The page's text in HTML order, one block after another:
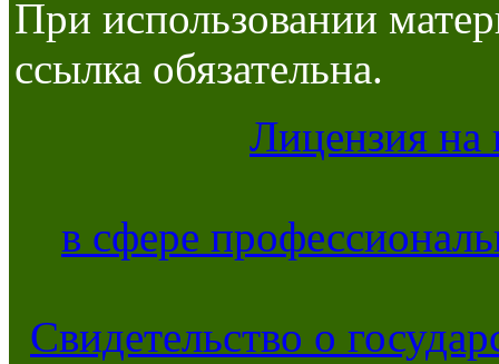
При использовании
ссылка обязательна.
Лицензия на
в сфере
Свидетельство о